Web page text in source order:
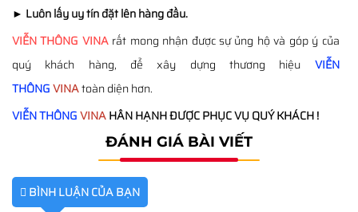
► Luôn lấy uy tín đặt lên hàng đầu.
VIỄN THÔNG VINA rất mong nhận được sự ủng hộ và góp ý của
quý khách hàng, để xây dựng thương hiệu VIỄN
THÔNGVINAtoàn diện hơn.
VIỄN THÔNGVINAHÂN HẠNH ĐƯỢC PHỤC VỤ QUÝ KHÁCH !
ĐÁNH GIÁ BÀI VIẾT
BÌNH LUẬN CỦA BẠN